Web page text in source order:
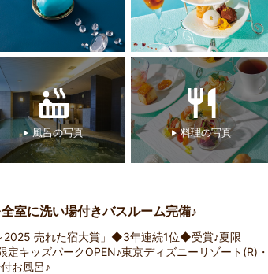
風呂の写真 料理の写真
室に洗い場付きバスルーム完備♪
2025 売れた宿大賞」◆3年連続1位◆受賞♪夏限
キッズパークOPEN♪東京ディズニーリゾート(R)・
お風呂♪